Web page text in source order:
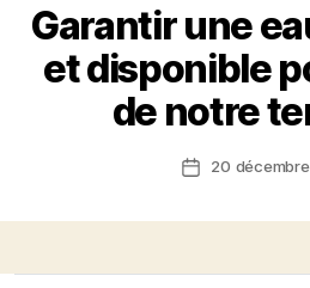
Garantir une
et disponible
de notre
Date
20